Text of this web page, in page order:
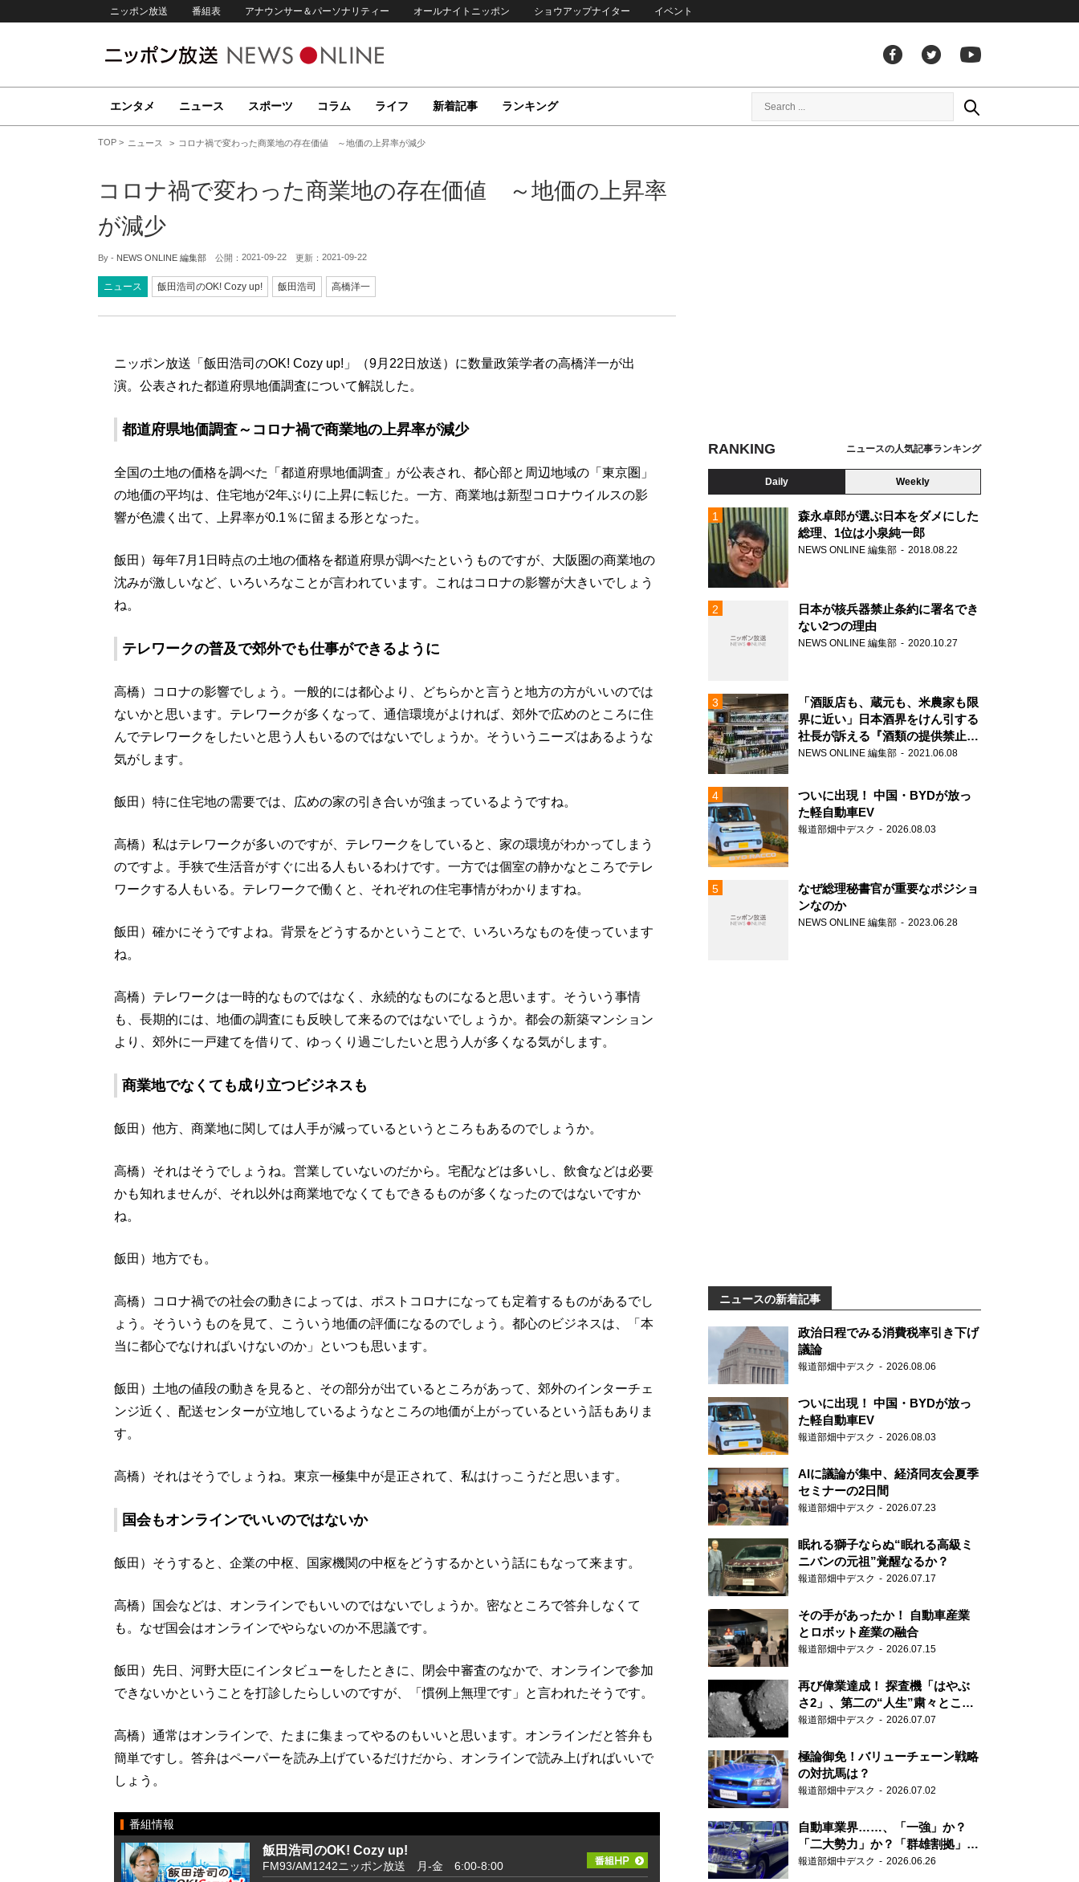
ニッポン放送 番組表 アナウンサー＆パーソナリティー オールナイトニッポン ショウアップナイター イベント
エンタメ ニュース スポーツ コラム ライフ 新着記事 ランキング
TOP ニュース コロナ禍で変わった商業地の存在価値 ～地価の上昇率が減少
コロナ禍で変わった商業地の存在価値 ～地価の上昇率
が減少
By - NEWS ONLINE 編集部 公開： 2021-09-22 更新： 2021-09-22
ニュース 飯田浩司のOK! Cozy up! 飯田浩司 高橋洋一
ニッポン放送「飯田浩司のOK! Cozy up!」（9月22日放送）に数量政策学者の高橋洋一が出
演。公表された都道府県地価調査について解説した。
都道府県地価調査～コロナ禍で商業地の上昇率が減少
全国の土地の価格を調べた「都道府県地価調査」が公表され、都心部と周辺地域の「東京圏」
の地価の平均は、住宅地が2年ぶりに上昇に転じた。一方、商業地は新型コロナウイルスの影
響が色濃く出て、上昇率が0.1％に留まる形となった。
飯田）毎年7月1日時点の土地の価格を都道府県が調べたというものですが、大阪圏の商業地の
沈みが激しいなど、いろいろなことが言われています。これはコロナの影響が大きいでしょう
ね。
テレワークの普及で郊外でも仕事ができるように
高橋）コロナの影響でしょう。一般的には都心より、どちらかと言うと地方の方がいいのでは
ないかと思います。テレワークが多くなって、通信環境がよければ、郊外で広めのところに住
んでテレワークをしたいと思う人もいるのではないでしょうか。そういうニーズはあるような
気がします。
飯田）特に住宅地の需要では、広めの家の引き合いが強まっているようですね。
高橋）私はテレワークが多いのですが、テレワークをしていると、家の環境がわかってしまう
のですよ。手狭で生活音がすぐに出る人もいるわけです。一方では個室の静かなところでテレ
ワークする人もいる。テレワークで働くと、それぞれの住宅事情がわかりますね。
飯田）確かにそうですよね。背景をどうするかということで、いろいろなものを使っています
ね。
高橋）テレワークは一時的なものではなく、永続的なものになると思います。そういう事情
も、長期的には、地価の調査にも反映して来るのではないでしょうか。都会の新築マンション
より、郊外に一戸建てを借りて、ゆっくり過ごしたいと思う人が多くなる気がします。
商業地でなくても成り立つビジネスも
飯田）他方、商業地に関しては人手が減っているというところもあるのでしょうか。
高橋）それはそうでしょうね。営業していないのだから。宅配などは多いし、飲食などは必要
かも知れませんが、それ以外は商業地でなくてもできるものが多くなったのではないですか
ね。
飯田）地方でも。
高橋）コロナ禍での社会の動きによっては、ポストコロナになっても定着するものがあるでし
ょう。そういうものを見て、こういう地価の評価になるのでしょう。都心のビジネスは、「本
当に都心でなければいけないのか」といつも思います。
飯田）土地の値段の動きを見ると、その部分が出ているところがあって、郊外のインターチェ
ンジ近く、配送センターが立地しているようなところの地価が上がっているという話もありま
す。
高橋）それはそうでしょうね。東京一極集中が是正されて、私はけっこうだと思います。
国会もオンラインでいいのではないか
飯田）そうすると、企業の中枢、国家機関の中枢をどうするかという話にもなって来ます。
高橋）国会などは、オンラインでもいいのではないでしょうか。密なところで答弁しなくて
も。なぜ国会はオンラインでやらないのか不思議です。
飯田）先日、河野大臣にインタビューをしたときに、閉会中審査のなかで、オンラインで参加
できないかということを打診したらしいのですが、「慣例上無理です」と言われたそうです。
高橋）通常はオンラインで、たまに集まってやるのもいいと思います。オンラインだと答弁も
簡単ですし。答弁はペーパーを読み上げているだけだから、オンラインで読み上げればいいで
しょう。
番組情報
飯田浩司のOK! Cozy up!
FM93/AM1242ニッポン放送 月-金 6:00-8:00
RANKING ニュースの人気記事ランキング
Daily Weekly
森永卓郎が選ぶ日本をダメにした
総理、1位は小泉純一郎
NEWS ONLINE 編集部 2018.08.22
日本が核兵器禁止条約に署名でき
ない2つの理由
NEWS ONLINE 編集部 2020.10.27
「酒販店も、蔵元も、米農家も限
界に近い」日本酒界をけん引する
社長が訴える『酒類の提供禁止』
策の大打撃
NEWS ONLINE 編集部 2021.06.08
ついに出現！ 中国・BYDが放っ
た軽自動車EV
報道部畑中デスク 2026.08.03
なぜ総理秘書官が重要なポジショ
ンなのか
NEWS ONLINE 編集部 2023.06.28
ニュースの新着記事
政治日程でみる消費税率引き下げ
議論
報道部畑中デスク 2026.08.06
ついに出現！ 中国・BYDが放っ
た軽自動車EV
報道部畑中デスク 2026.08.03
AIに議論が集中、経済同友会夏季
セミナーの2日間
報道部畑中デスク 2026.07.23
眠れる獅子ならぬ“眠れる高級ミ
ニバンの元祖”覚醒なるか？
報道部畑中デスク 2026.07.17
その手があったか！ 自動車産業
とロボット産業の融合
報道部畑中デスク 2026.07.15
再び偉業達成！ 探査機「はやぶ
さ2」、第二の“人生”粛々とこな
す
報道部畑中デスク 2026.07.07
極論御免！バリューチェーン戦略
の対抗馬は？
報道部畑中デスク 2026.07.02
自動車業界……、「一強」か？
「二大勢力」か？「群雄割拠」
か？
報道部畑中デスク 2026.06.26